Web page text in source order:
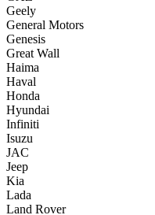
Geely
General Motors
Genesis
Great Wall
Haima
Haval
Honda
Hyundai
Infiniti
Isuzu
JAC
Jeep
Kia
Lada
Land Rover